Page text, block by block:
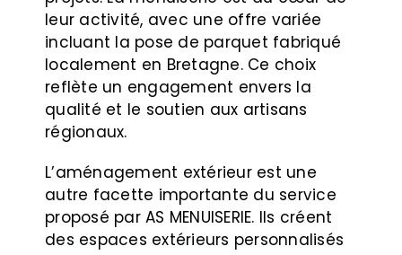
leur activité, avec une offre variée
incluant la pose de parquet fabriqué
localement en Bretagne. Ce choix
reflète un engagement envers la
qualité et le soutien aux artisans
régionaux.
L’aménagement extérieur est une
autre facette importante du service
proposé par AS MENUISERIE. Ils créent
des espaces extérieurs personnalisés